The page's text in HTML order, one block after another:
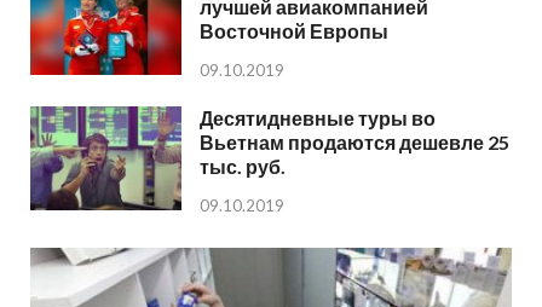
лучшей авиакомпанией
Восточной Европы
09.10.2019
Десятидневные туры во
Вьетнам продаются дешевле 25
тыс. руб.
09.10.2019